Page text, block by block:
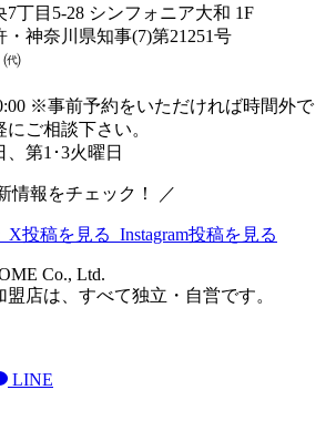
丁目5-28 シンフォニア大和 1F
神奈川県知事(7)第21251号
㈹
※事前予約をいただければ時間外で
ご相談下さい。
第1･3火曜日
情報をチェック！ ／
X投稿を見る Instagram投稿を見る
Co., Ltd.
店は、すべて独立・自営です。
LINE